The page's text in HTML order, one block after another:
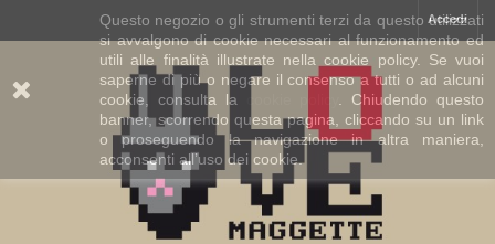
Accedi
Questo negozio o gli strumenti terzi da questo utilizzati
si avvalgono di cookie necessari al funzionamento ed
utili alle finalità illustrate nella cookie policy. Se vuoi
saperne di più o negare il consenso a tutti o ad alcuni
cookie, consulta la
. Chiudendo questo
banner, scorrendo questa pagina, cliccando su un link
o proseguendo la navigazione in altra maniera,
acconsenti all’uso dei cookie.